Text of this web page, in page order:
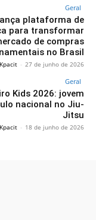
Geral
plataforma de
para transformar
de compras
no Brasil
- 27 de junho de 2026
Geral
Kids 2026: jovem
nacional no Jiu-
Jitsu
- 18 de junho de 2026